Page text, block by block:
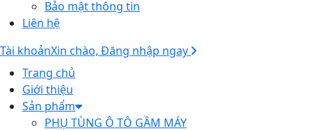
Bảo mật thông tin
Liên hệ
Tài khoảnXin chào, Đăng nhập ngay
Trang chủ
Giới thiệu
Sản phẩm
PHỤ TÙNG Ô TÔ GẦM MÁY